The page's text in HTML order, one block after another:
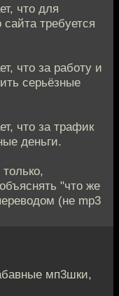
что для
требуется
что за работу и
серьёзные
что за трафик
деньги.
"что же
(не mp3
мп3шки,